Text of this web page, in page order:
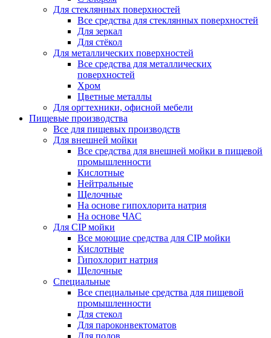
Для стеклянных поверхностей
Все средства для стеклянных поверхностей
Для зеркал
Для стёкол
Для металлических поверхностей
Все средства для металлических
поверхностей
Хром
Цветные металлы
Для оргтехники, офисной мебели
Пищевые производства
Все для пищевых производств
Для внешней мойки
Все средства для внешней мойки в пищевой
промышленности
Кислотные
Нейтральные
Щелочные
На основе гипохлорита натрия
На основе ЧАС
Для CIP мойки
Все моющие средства для CIP мойки
Кислотные
Гипохлорит натрия
Щелочные
Специальные
Все специальные средства для пищевой
промышленности
Для стекол
Для пароконвектоматов
Для полов